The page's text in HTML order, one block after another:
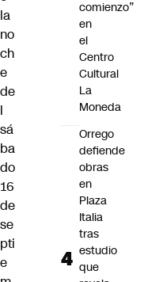
la
no
ch
e
de
l
sá
ba
do
16
de
se
pti
e
comienzo”
en
el
Centro
Cultural
La
Moneda
Orrego
defiende
obras
en
Plaza
Italia
tras
estudio
que